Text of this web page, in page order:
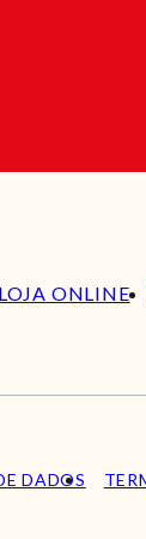
LOJA ONLINE
DADOS